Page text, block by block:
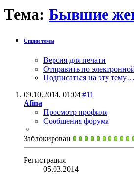
Тема: Бывшие
Опции темы
Версия для печати
Отправить по
Подписаться на эту тему…
09.10.2014, 01:04 #11
Afina
Просмотр профиля
Сообщения форума
Заблокирован
Регистрация
05.03.2014